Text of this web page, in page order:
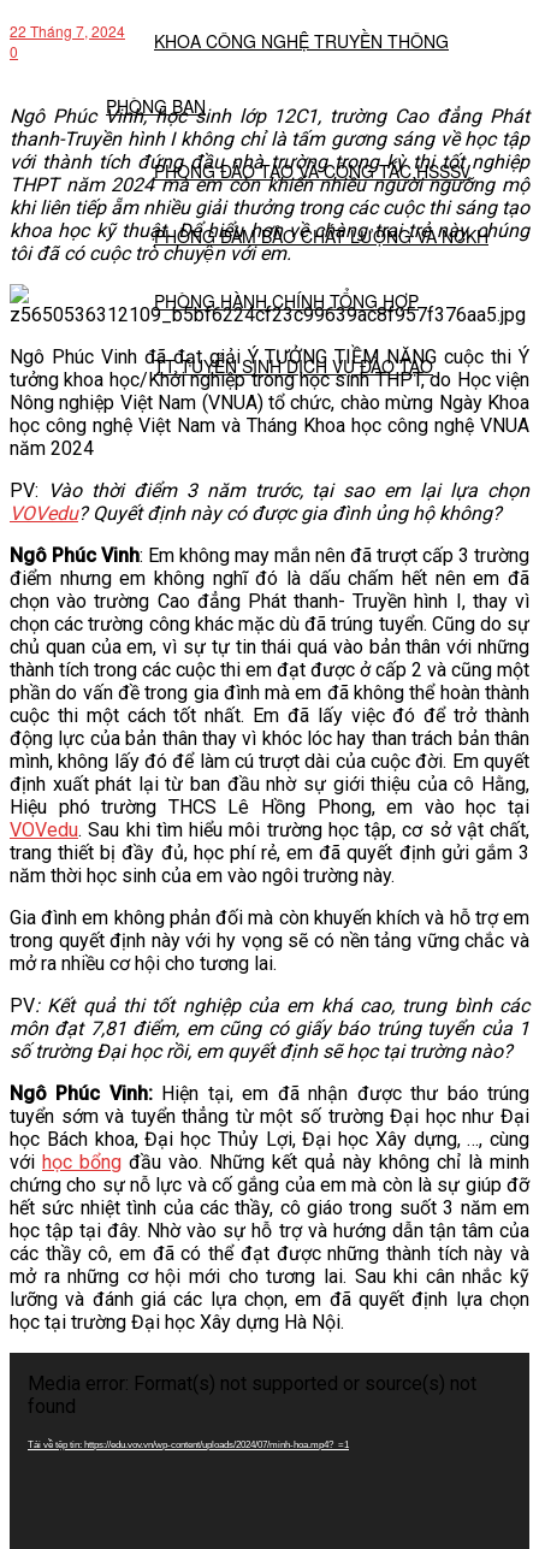
KHOA CÔNG NGHỆ TRUYỀN THÔNG
PHÒNG BAN
PHÒNG ĐÀO TẠO VÀ CÔNG TÁC HSSSV
PHÒNG ĐẢM BẢO CHẤT LƯỢNG VÀ NCKH
PHÒNG HÀNH CHÍNH TỔNG HỢP
TT TUYỂN SINH DỊCH VỤ ĐÀO TẠO
NGHIÊN CỨU KHOA HỌC
VĂN BẢN
THƯ VIỆN
22 Tháng 7, 2024
0
Ngô Phúc Vinh, học sinh lớp 12C1, trường Cao đẳng Phát
thanh-Truyền hình I không chỉ là tấm gương sáng về học tập
với thành tích đứng đầu nhà trường trong kỳ thi tốt nghiệp
THPT năm 2024 mà em còn khiến nhiều người ngưỡng mộ
khi liên tiếp ẵm nhiều giải thưởng trong các cuộc thi sáng tạo
khoa học kỹ thuật. Để hiểu hơn về chàng trai trẻ này, chúng
tôi đã có cuộc trò chuyện với em.
Ngô Phúc Vinh đã đạt giải Ý TƯỞNG TIỀM NĂNG cuộc thi Ý
tưởng khoa học/Khởi nghiệp trong học sinh THPT, do Học viện
Nông nghiệp Việt Nam (VNUA) tổ chức, chào mừng Ngày Khoa
học công nghệ Việt Nam và Tháng Khoa học công nghệ VNUA
năm 2024
PV:
Vào thời điểm 3 năm trước, tại sao em lại lựa chọn
VOVedu? Quyết định này có được gia đình ủng hộ không?
Ngô Phúc Vinh: Em không may mắn nên đã trượt cấp 3 trường
điểm nhưng em không nghĩ đó là dấu chấm hết nên em đã
chọn vào trường Cao đẳng Phát thanh- Truyền hình I, thay vì
chọn các trường công khác mặc dù đã trúng tuyển. Cũng do sự
chủ quan của em, vì sự tự tin thái quá vào bản thân với những
thành tích trong các cuộc thi em đạt được ở cấp 2 và cũng một
phần do vấn đề trong gia đình mà em đã không thể hoàn thành
cuộc thi một cách tốt nhất. Em đã lấy việc đó để trở thành
động lực của bản thân thay vì khóc lóc hay than trách bản thân
mình, không lấy đó để làm cú trượt dài của cuộc đời. Em quyết
định xuất phát lại từ ban đầu nhờ sự giới thiệu của cô Hằng,
Hiệu phó trường THCS Lê Hồng Phong, em vào học tại
VOVedu. Sau khi tìm hiểu môi trường học tập, cơ sở vật chất,
trang thiết bị đầy đủ, học phí rẻ, em đã quyết định gửi gắm 3
năm thời học sinh của em vào ngôi trường này.
Gia đình em không phản đối mà còn khuyến khích và hỗ trợ em
trong quyết định này với hy vọng sẽ có nền tảng vững chắc và
mở ra nhiều cơ hội cho tương lai.
PV: Kết quả thi tốt nghiệp của em khá cao, trung bình các
môn đạt 7,81 điểm, em cũng có giấy báo trúng tuyển của 1
số trường Đại học rồi, em quyết định sẽ học tại trường nào?
Ngô Phúc Vinh: Hiện tại, em đã nhận được thư báo trúng
tuyển sớm và tuyển thẳng từ một số trường Đại học như Đại
học Bách khoa, Đại học Thủy Lợi, Đại học Xây dựng, …, cùng
với học bổng đầu vào. Những kết quả này không chỉ là minh
chứng cho sự nỗ lực và cố gắng của em mà còn là sự giúp đỡ
hết sức nhiệt tình của các thầy, cô giáo trong suốt 3 năm em
học tập tại đây. Nhờ vào sự hỗ trợ và hướng dẫn tận tâm của
các thầy cô, em đã có thể đạt được những thành tích này và
mở ra những cơ hội mới cho tương lai. Sau khi cân nhắc kỹ
lưỡng và đánh giá các lựa chọn, em đã quyết định lựa chọn
học tại trường Đại học Xây dựng Hà Nội.
chơi
Video
Media error: Format(s) not supported or source(s) not
found
Tải về tệp tin: https://edu.vov.vn/wp-content/uploads/2024/07/minh-hoa.mp4?_=1